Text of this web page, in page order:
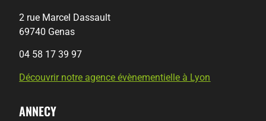
2 rue Marcel Dassault
69740 Genas
04 58 17 39 97
Découvrir notre agence évènementielle à Lyon
ANNECY